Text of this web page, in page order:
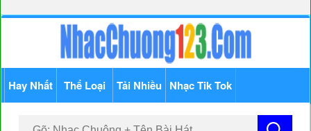
Hay Nhất Thể Loại Tải Nhiều Nhạc Tik Tok